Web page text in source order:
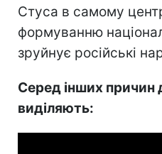
Стуса в самому
формуванню
зруйнує російські
Серед інших причин
виділяють: